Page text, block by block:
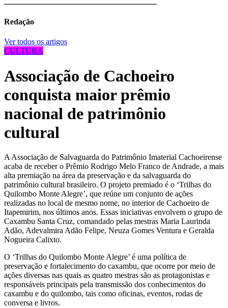
Redação
Ver todos os artigos
CULTURA
Associação de Cachoeiro
conquista maior prêmio
nacional de patrimônio
cultural
A Associação de Salvaguarda do Patrimônio Imaterial Cachoeirense
acaba de receber o Prêmio Rodrigo Melo Franco de Andrade, a mais
alta premiação na área da preservação e da salvaguarda do
patrimônio cultural brasileiro. O projeto premiado é o ‘Trilhas do
Quilombo Monte Alegre’, que reúne um conjunto de ações
realizadas no local de mesmo nome, no interior de Cachoeiro de
Itapemirim, nos últimos anos. Essas iniciativas envolvem o grupo de
Caxambu Santa Cruz, comandado pelas mestras Maria Laurinda
Adão, Adevalmira Adão Felipe, Neuza Gomes Ventura e Geralda
Nogueira Calixto.
O ‘Trilhas do Quilombo Monte Alegre’ é uma política de
preservação e fortalecimento do caxambu, que ocorre por meio de
ações diversas nas quais as quatro mestras são as protagonistas e
responsáveis principais pela transmissão dos conhecimentos do
caxambu e do quilombo, tais como oficinas, eventos, rodas de
conversa e livros.